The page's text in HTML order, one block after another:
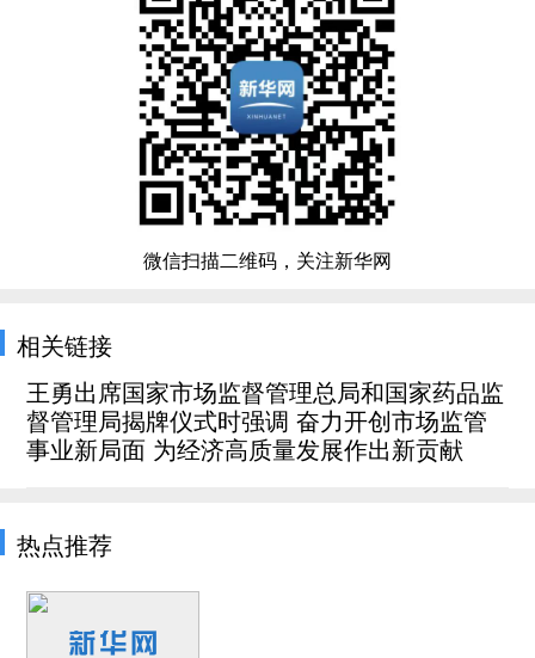
微信扫描二维码，关注新华网
相关链接
王勇出席国家市场监督管理总局和国家药品监
督管理局揭牌仪式时强调 奋力开创市场监管
事业新局面 为经济高质量发展作出新贡献
热点推荐